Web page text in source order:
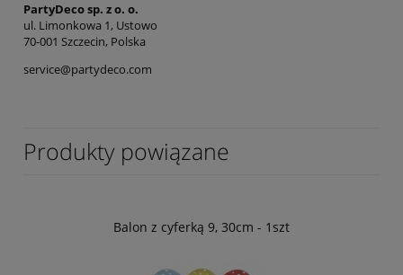
PartyDeco sp. z o. o.
ul. Limonkowa 1, Ustowo
70-001 Szczecin, Polska
service@partydeco.com
Produkty powiązane
Balon z cyferką 9, 30cm - 1szt